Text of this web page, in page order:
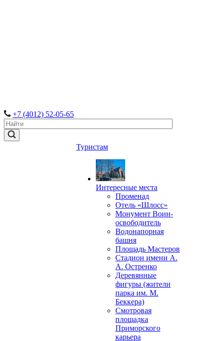
+7 (4012) 52-05-65
Туристам
Интересные места
Променад
Отель «Шлосс»
Монумент Воин-
освободитель
Водонапорная
башня
Площадь Мастеров
Стадион имени А.
А. Остренко
Деревянные
фигуры (жители
парка им. М.
Беккера)
Смотровая
площадка
Приморского
карьера